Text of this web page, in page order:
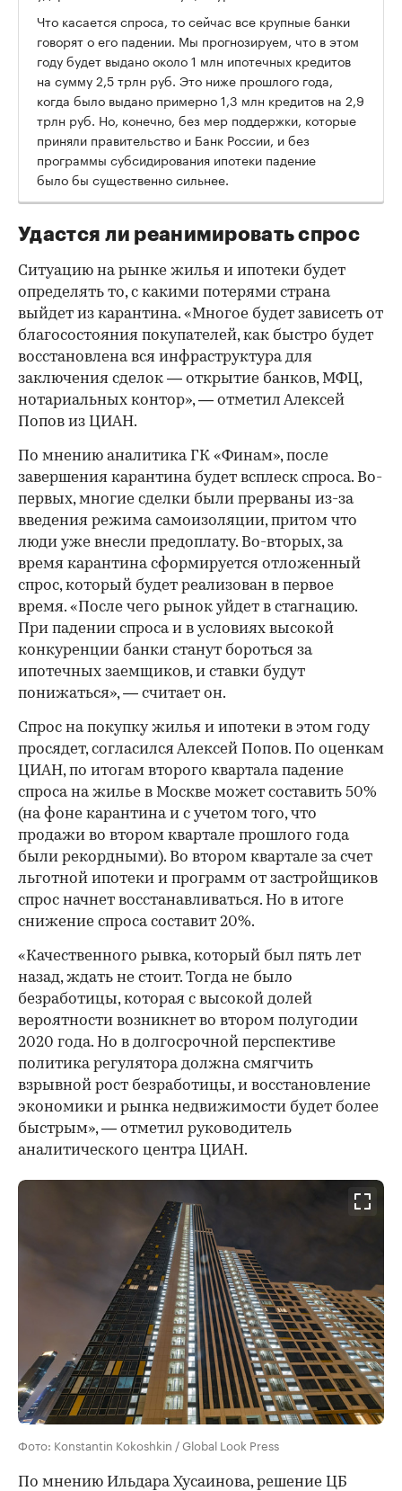
Что касается спроса, то сейчас все крупные банки
говорят о его падении. Мы прогнозируем, что в этом
году будет выдано около 1 млн ипотечных кредитов
на сумму 2,5 трлн руб. Это ниже прошлого года,
когда было выдано примерно 1,3 млн кредитов на 2,9
трлн руб. Но, конечно, без мер поддержки, которые
приняли правительство и Банк России, и без
программы субсидирования ипотеки падение
было бы существенно сильнее.
Удастся ли реанимировать спрос
Ситуацию на рынке жилья и ипотеки будет
определять то, с какими потерями страна
выйдет из карантина. «Многое будет зависеть от
благосостояния покупателей, как быстро будет
восстановлена вся инфраструктура для
заключения сделок — открытие банков, МФЦ,
нотариальных контор», — отметил Алексей
Попов из ЦИАН.
По мнению аналитика ГК «Финам», после
завершения карантина будет всплеск спроса. Во-
первых, многие сделки были прерваны из-за
введения режима самоизоляции, притом что
люди уже внесли предоплату. Во-вторых, за
время карантина сформируется отложенный
спрос, который будет реализован в первое
время. «После чего рынок уйдет в стагнацию.
При падении спроса и в условиях высокой
конкуренции банки станут бороться за
ипотечных заемщиков, и ставки будут
понижаться», — считает он.
Спрос на покупку жилья и ипотеки в этом году
просядет, согласился Алексей Попов. По оценкам
ЦИАН, по итогам второго квартала падение
спроса на жилье в Москве может составить 50%
(на фоне карантина и с учетом того, что
продажи во втором квартале прошлого года
были рекордными). Во втором квартале за счет
льготной ипотеки и программ от застройщиков
спрос начнет восстанавливаться. Но в итоге
снижение спроса составит 20%.
«Качественного рывка, который был пять лет
назад, ждать не стоит. Тогда не было
безработицы, которая с высокой долей
вероятности возникнет во втором полугодии
2020 года. Но в долгосрочной перспективе
политика регулятора должна смягчить
взрывной рост безработицы, и восстановление
экономики и рынка недвижимости будет более
быстрым», — отметил руководитель
аналитического центра ЦИАН.
Фото: Konstantin Kokoshkin / Global Look Press
По мнению Ильдара Хусаинова, решение ЦБ